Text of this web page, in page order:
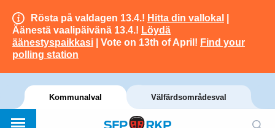
Rösta på valdagen 13.4.! Hitta din vallokal
Äänestä vaalipäivänä 13.4.! Löydä
äänestyspaikkasi | Vote on 13th of April! Find your
polling station
Kommunalval Välfärdsområdesval